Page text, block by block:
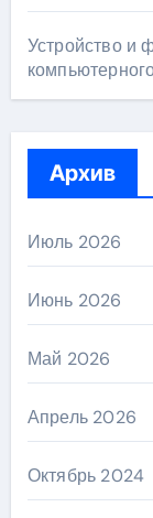
Устройство и
Архив
Июль 2026
Июнь 2026
Май 2026
Апрель 2026
Октябрь 2024